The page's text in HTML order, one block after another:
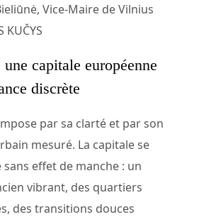
Vice-Maire de Vilnius
KUČYS
capitale européenne
discrète
par sa clarté et par son
mesuré. La capitale se
sans effet de manche : un
vibrant, des quartiers
des transitions douces